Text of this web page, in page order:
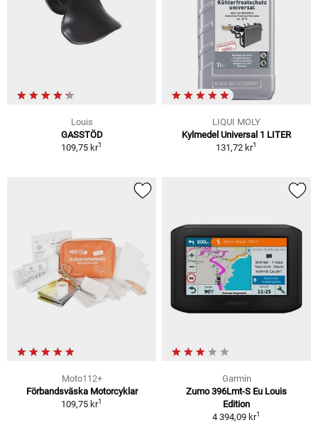
Louis
GASSTÖD
109,75 kr1
LIQUI MOLY
Kylmedel Universal 1 LITER
131,72 kr1
Moto112+
Förbandsväska Motorcyklar
109,75 kr1
Garmin
Zumo 396Lmt-S Eu Louis
Edition
4 394,09 kr1